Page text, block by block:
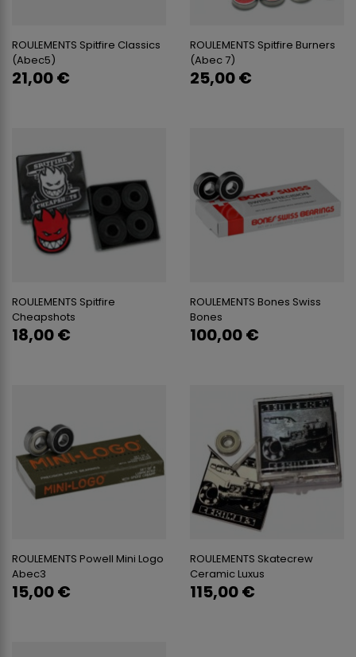
ROULEMENTS Spitfire Classics
(abec5)
21,00 €
ROULEMENTS Spitfire Burners
(abec 7)
25,00 €
ROULEMENTS Spitfire
Cheapshots
18,00 €
ROULEMENTS Bones Swiss
Bones
100,00 €
ROULEMENTS Powell Mini Logo
Abec3
15,00 €
ROULEMENTS Skatecrew
Ceramic Luxus
115,00 €